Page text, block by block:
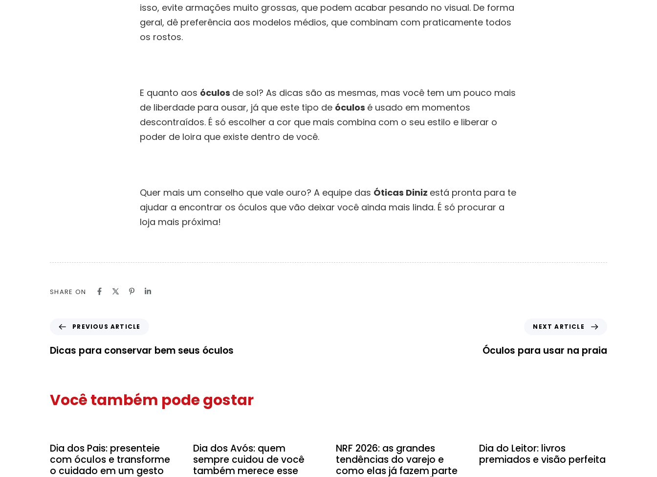
isso, evite armações muito grossas, que podem acabar pesando no visual. De forma
geral, dê preferência aos modelos médios, que combinam com praticamente todos
os rostos.
E quanto aos óculos de sol? As dicas são as mesmas, mas você tem um pouco mais
de liberdade para ousar, já que este tipo de óculos é usado em momentos
descontraídos. É só escolher a cor que mais combina com o seu estilo e liberar o
poder de loira que existe dentro de você.
Quer mais um conselho que vale ouro? A equipe das Óticas Diniz está pronta para te
ajudar a encontrar os óculos que vão deixar você ainda mais linda. É só procurar a
loja mais próxima!
SHARE ON
PREVIOUS ARTICLE
Dicas para conservar bem seus óculos
NEXT ARTICLE
Óculos para usar na praia
Você também pode gostar
Dia dos Pais: presenteie
com óculos e transforme
o cuidado em um gesto
Dia dos Avós: quem
sempre cuidou de você
também merece esse
NRF 2026: as grandes
tendências do varejo e
como elas já fazem parte
Dia do Leitor: livros
premiados e visão perfeita